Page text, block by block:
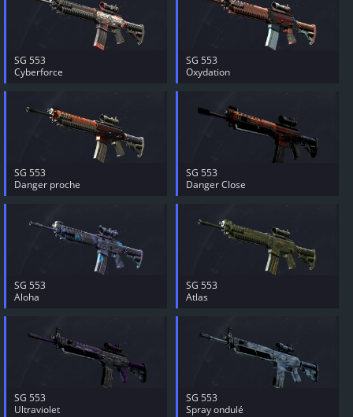
SG 553
Cyberforce
SG 553
Oxydation
SG 553
Danger proche
SG 553
Danger Close
SG 553
Aloha
SG 553
Atlas
SG 553
Ultraviolet
SG 553
Spray ondulé